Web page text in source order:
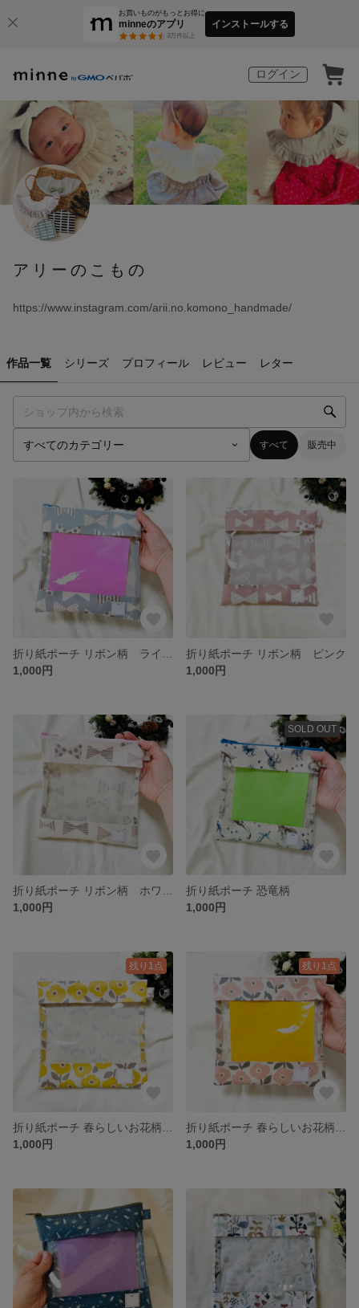
お買いものがもっとお得に
minneのアプリ
3万件以上
インストールする
ログイン
アリーのこもの
https://www.instagram.com/arii.no.komono_handmade/
作品一覧 シリーズ プロフィール レビュー レター
すべて 販売中
1,000円
折り紙ポーチ リボン柄 ピンク
1,000円
1,000円
SOLD OUT
折り紙ポーチ 恐竜柄
1,000円
残り1点
1,000円
残り1点
1,000円